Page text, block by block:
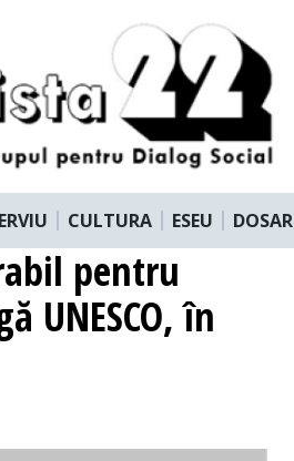
CULTURA ESEU DOSAR
pentru
UNESCO, în